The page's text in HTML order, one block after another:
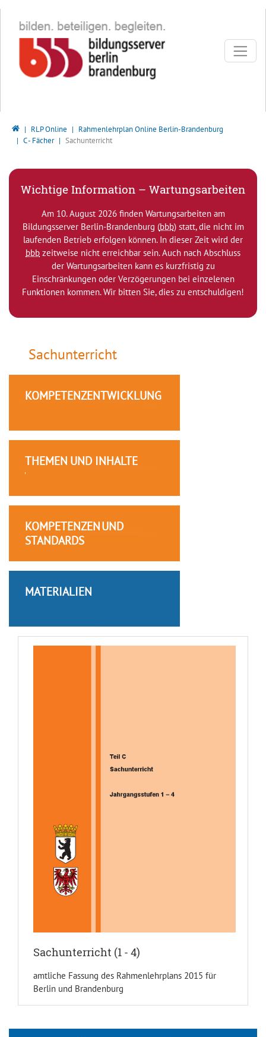
Bildungsserver Berlin - Brandenburg
RLP Online
Rahmenlehrplan Online Berlin-Brandenburg
C - Fächer
Sachunterricht
Wichtige Information – Wartungsarbeiten
Am 10. August 2026 finden Wartungsarbeiten am
Bildungsserver Berlin-Brandenburg (bbb) statt, die nicht im
laufenden Betrieb erfolgen können. In dieser Zeit wird der
bbb zeitweise nicht erreichbar sein. Auch nach Abschluss
der Wartungsarbeiten kann es kurzfristig zu
Einschränkungen oder Verzögerungen bei einzelenen
Funktionen kommen. Wir bitten Sie, dies zu entschuldigen!
Sachunterricht
KOMPETENZENTWICKLUNG
THEMEN UND INHALTE
KOMPETENZEN UND
STANDARDS
MATERIALIEN
Sachunterricht (1 - 4)
amtliche Fassung des Rahmenlehrplans 2015 für
Berlin und Brandenburg